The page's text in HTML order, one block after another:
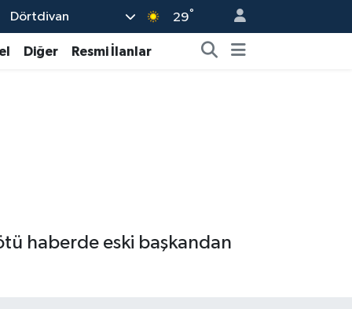
Dörtdivan 29°
Diğer Resmi İlanlar
haberde eski başkandan